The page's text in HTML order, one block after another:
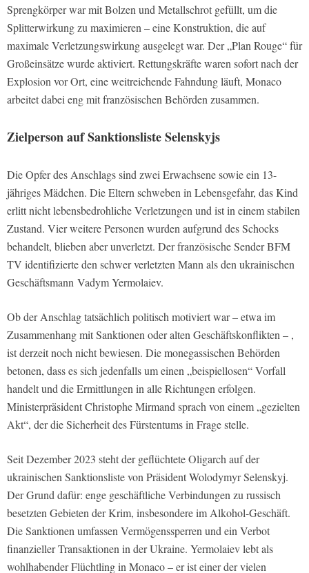
Sprengkörper war mit Bolzen und Metallschrot gefüllt, um die
Splitterwirkung zu maximieren – eine Konstruktion, die auf
maximale Verletzungswirkung ausgelegt war. Der „Plan Rouge“ für
Großeinsätze wurde aktiviert. Rettungskräfte waren sofort nach der
Explosion vor Ort, eine weitreichende Fahndung läuft, Monaco
arbeitet dabei eng mit französischen Behörden zusammen.
Zielperson auf Sanktionsliste Selenskyjs
Die Opfer des Anschlags sind zwei Erwachsene sowie ein 13-
jähriges Mädchen. Die Eltern schweben in Lebensgefahr, das Kind
erlitt nicht lebensbedrohliche Verletzungen und ist in einem stabilen
Zustand. Vier weitere Personen wurden aufgrund des Schocks
behandelt, blieben aber unverletzt. Der französische Sender BFM
TV identifizierte den schwer verletzten Mann als den ukrainischen
Geschäftsmann Vadym Yermolaiev.
Ob der Anschlag tatsächlich politisch motiviert war – etwa im
Zusammenhang mit Sanktionen oder alten Geschäftskonflikten – ,
ist derzeit noch nicht bewiesen. Die monegassischen Behörden
betonen, dass es sich jedenfalls um einen „beispiellosen“ Vorfall
handelt und die Ermittlungen in alle Richtungen erfolgen.
Ministerpräsident Christophe Mirmand sprach von einem „gezielten
Akt“, der die Sicherheit des Fürstentums in Frage stelle.
Seit Dezember 2023 steht der geflüchtete Oligarch auf der
ukrainischen Sanktionsliste von Präsident Wolodymyr Selenskyj.
Der Grund dafür: enge geschäftliche Verbindungen zu russisch
besetzten Gebieten der Krim, insbesondere im Alkohol-Geschäft.
Die Sanktionen umfassen Vermögenssperren und ein Verbot
finanzieller Transaktionen in der Ukraine. Yermolaiev lebt als
wohlhabender Flüchtling in Monaco – er ist einer der vielen